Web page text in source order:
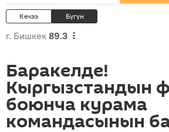
Кечээ Бүгүн
г. Бишкек 89.3
Баракелде!
Кыргызстандын
боюнча курама
командасынын